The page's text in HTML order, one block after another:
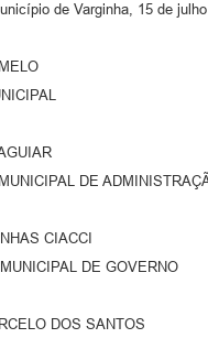
de Varginha, 15 de
DE
CIACCI
DE GOVERNO
DOS SANTOS